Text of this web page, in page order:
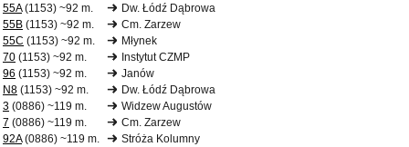
55A(1153) ~92 m.
Dw. Łódź Dąbrowa
55B (1153) ~92 m.
Cm. Zarzew
55C (1153) ~92 m.
Młynek
70 (1153) ~92 m.
Instytut CZMP
96 (1153) ~92 m.
Janów
N8 (1153) ~92 m.
Dw. Łódź Dąbrowa
3 (0886) ~119 m.
Widzew Augustów
7 (0886) ~119 m.
Cm. Zarzew
92A(0886) ~119 m.
Stróża Kolumny